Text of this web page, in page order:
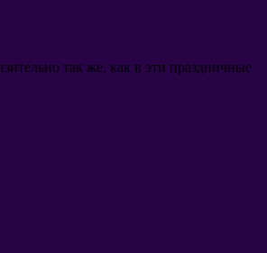
так же, как в эти праздничные